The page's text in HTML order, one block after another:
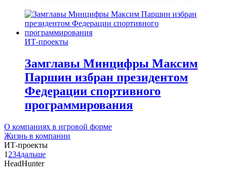
ИТ-проекты
Замглавы Минцифры Максим
Паршин избран президентом
Федерации спортивного
программирования
О компаниях в игровой форме
Жизнь в компании
ИТ-проекты
1 234дальше
HeadHunter